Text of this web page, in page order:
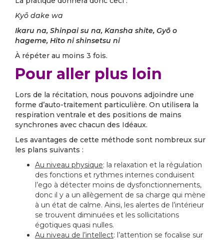
Kyō dake wa
Ikaru na, Shinpai su na, Kansha shite, Gyō o
hageme, Hito ni shinsetsu ni
À répéter au moins 3 fois.
Pour aller plus loin
Lors de la récitation, nous pouvons adjoindre une
forme d’auto-traitement particulière. On utilisera la
respiration ventrale et des positions de mains
synchrones avec chacun des Idéaux.
Les avantages de cette méthode sont nombreux sur
les plans suivants :
Au niveau physique: la relaxation et la régulation
des fonctions et rythmes internes conduisent
l’ego à détecter moins de dysfonctionnements,
donc il y a un allègement de sa charge qui mène
à un état de calme. Ainsi, les alertes de l’intérieur
se trouvent diminuées et les sollicitations
égotiques quasi nulles.
Au niveau de l’intellect: l’attention se focalise sur